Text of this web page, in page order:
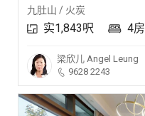
九肚山 / 火炭
实1,843呎 4房
梁欣儿 Angel Leung
9628 2243